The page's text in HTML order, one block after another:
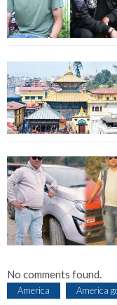
No comments found.
America America